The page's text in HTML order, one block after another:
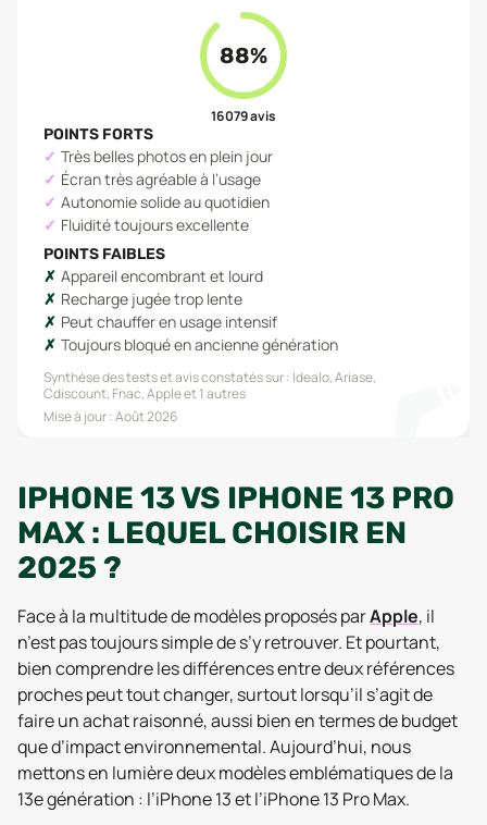
88%
16 079avis
POINTS FORTS
Très belles photos en plein jour
Écran très agréable à l’usage
Autonomie solide au quotidien
Fluidité toujours excellente
POINTS FAIBLES
Appareil encombrant et lourd
Recharge jugée trop lente
Peut chauffer en usage intensif
Toujours bloqué en ancienne génération
Synthèse des tests et avis constatés sur : Idealo, Ariase,
Cdiscount, Fnac, Appleet 1 autres
Mise à jour :Août 2026
IPHONE 13 VS IPHONE 13 PRO
MAX : LEQUEL CHOISIR EN
2025 ?
Face à la multitude de modèles proposés parApple, il
n’est pas toujours simple de s’y retrouver. Et pourtant,
bien comprendre les différences entre deux références
proches peut tout changer, surtout lorsqu’il s’agit de
faire un achat raisonné, aussi bien en termes de budget
que d’impact environnemental. Aujourd’hui, nous
mettons en lumière deux modèles emblématiques de la
13e génération : l’iPhone 13 et l’iPhone 13 Pro Max.